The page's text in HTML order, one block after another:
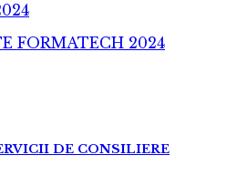
DE CONSILIERE